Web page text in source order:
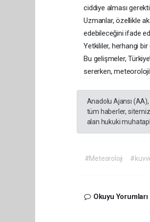
ciddiye alması
Uzmanlar, özellikle
edebileceğini ifade
Yetkililer, herhangi
Bu gelişmeler,
sererken,
Anadolu Ajansı
tüm haberler,
alan hukuki
#Meteoroloji
Okuyu Yorumları